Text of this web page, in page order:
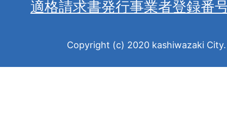
適格請求書発行事業者登録番
Copyright (c) 2020 kashiwazaki